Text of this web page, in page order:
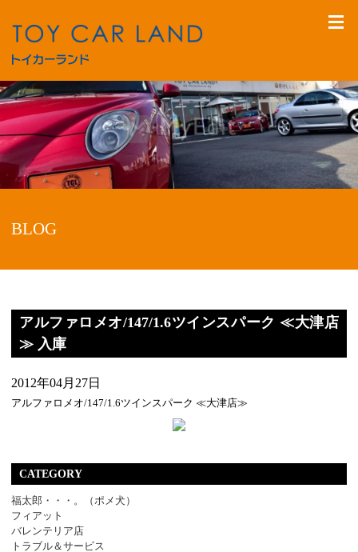
BLOG
アルファロメオ/147/1.6ツインスパーク ≪大津店
≫ 入庫
2012年04月27日
アルファロメオ/147/1.6ツインスパーク ≪大津店≫
CATEGORY
福太郎・・・。（ポメ犬）
フィアット
バレンテリア店
トラブル＆サービス